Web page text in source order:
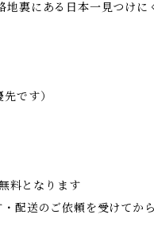
裏にある日本一見つけに
です）
料となります
配送のご依頼を受けてか